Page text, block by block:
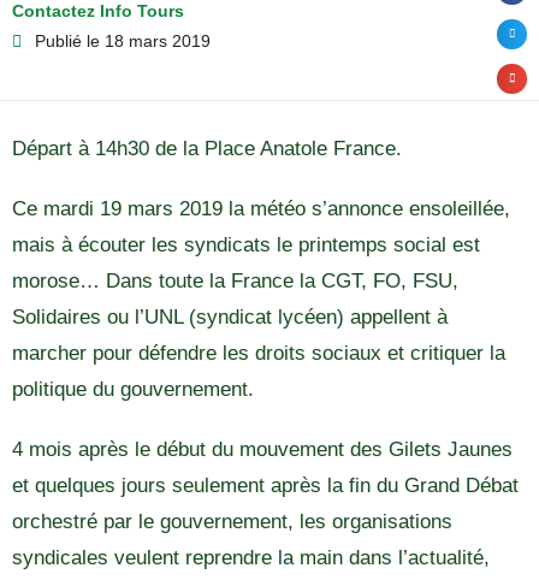
Contactez Info Tours
Publié le 18 mars 2019
Départ à 14h30 de la Place Anatole France.
Ce mardi 19 mars 2019 la météo s’annonce ensoleillée,
mais à écouter les syndicats le printemps social est
morose… Dans toute la France la CGT, FO, FSU,
Solidaires ou l’UNL (syndicat lycéen) appellent à
marcher pour défendre les droits sociaux et critiquer la
politique du gouvernement.
4 mois après le début du mouvement des Gilets Jaunes
et quelques jours seulement après la fin du Grand Débat
orchestré par le gouvernement, les organisations
syndicales veulent reprendre la main dans l’actualité,